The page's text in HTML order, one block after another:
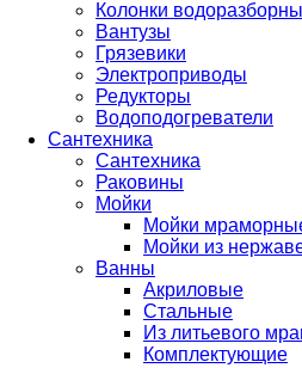
Колонки
Вантузы
Грязевики
Электроприводы
Редукторы
Водоподогреватели
Сантехника
Сантехника
Раковины
Мойки
Мойки
Мойки из
Ванны
Акриловые
Стальные
Из литьевого
Комплектующие